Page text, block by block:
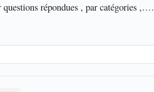
questions répondues , par catégories ,….